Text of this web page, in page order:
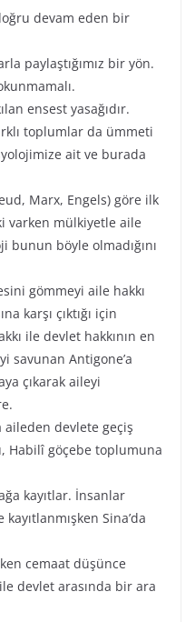
devam eden bir
paylaştığımız bir yön.
ensest yasağıdır.
toplumlar da ümmeti
ait ve burada
Marx, Engels) göre ilk
varken mülkiyetle aile
bunun böyle olmadığını
gömmeyi aile hakkı
karşı çıktığı için
ile devlet hakkının en
savunan Antigone’a
çıkarak aileyi
aileden devlete geçiş
Habilî göçebe toplumuna
kayıtlar. İnsanlar
Sina’da
cemaat düşünce
devlet arasında bir ara